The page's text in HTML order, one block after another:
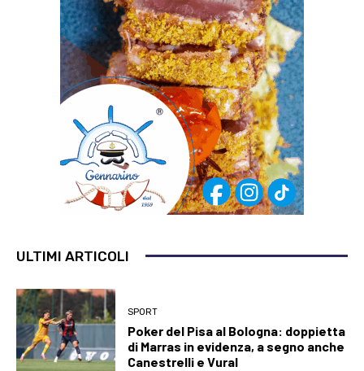
ULTIMI ARTICOLI
SPORT
Poker del Pisa al Bologna: doppietta
di Marras in evidenza, a segno anche
Canestrelli e Vural